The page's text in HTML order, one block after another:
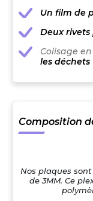
Un film de
Deux
Colisage en
les déchets
Composition
Nos plaques
de 3MM. Ce